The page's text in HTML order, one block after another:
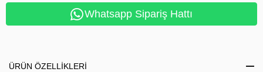
Whatsapp Sipariş Hattı
ÜRÜN ÖZELLIKLERI